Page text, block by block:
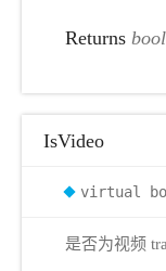
Returns bool
IsVideo
virtual
是否为视频